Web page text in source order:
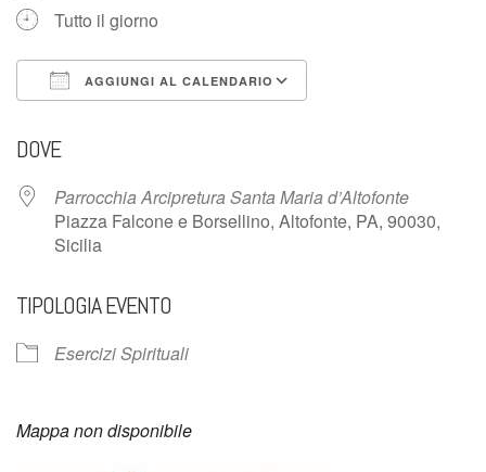
Tutto il giorno
AGGIUNGI AL CALENDARIO
DOVE
Parrocchia Arcipretura Santa Maria d’Altofonte
Piazza Falcone e Borsellino, Altofonte, PA, 90030,
Sicilia
TIPOLOGIA EVENTO
Esercizi Spirituali
Mappa non disponibile